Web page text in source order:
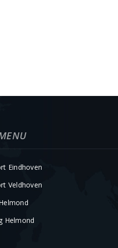
Eindhoven
Veldhoven
Helmond